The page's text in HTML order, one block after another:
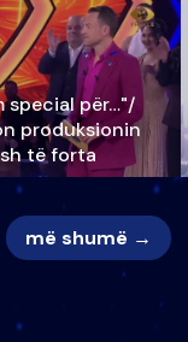
special për…"/
produksionin
të forta
më shumë →